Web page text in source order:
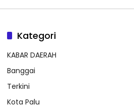
Kategori
KABAR DAERAH
Banggai
Terkini
Kota Palu